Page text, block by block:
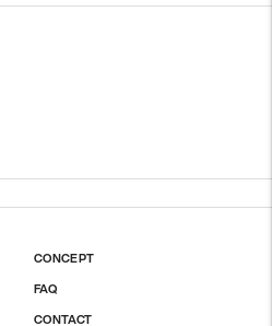
CONCEPT
FAQ
CONTACT